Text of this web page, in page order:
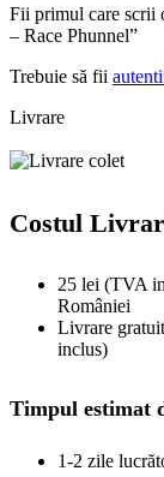
Fii primul care scrii
– Race Phunnel”
Trebuie să fii
Livrare
Costul
25 lei (TVA
României
Livrare
inclus)
Timpul estimat
1-2 zile